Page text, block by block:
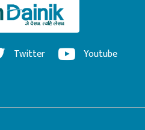
Twitter Youtube